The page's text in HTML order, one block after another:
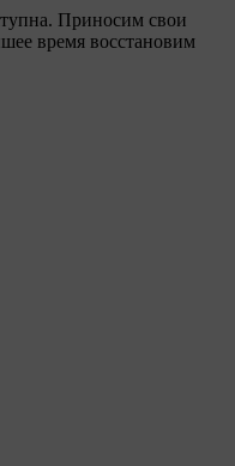
Приносим свои
время восстановим